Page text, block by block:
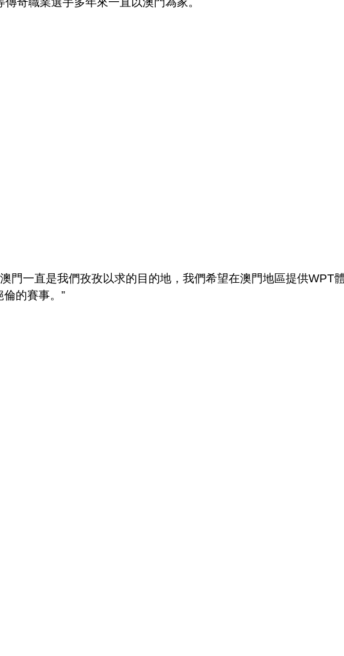
門一直是我們孜孜以求的目的地，我們希望在澳門地區提供WPT
的賽事。”